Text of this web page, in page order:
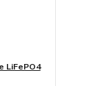
LiFePO4